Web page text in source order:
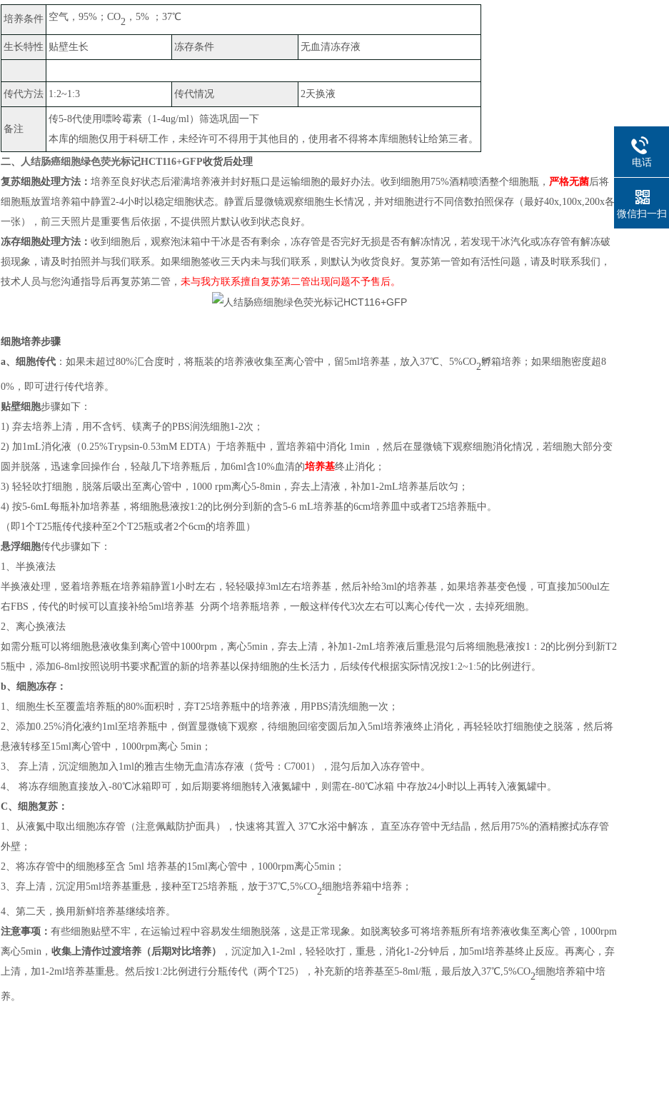
培养条件 空气， 95%；CO2 ， 5% ；37℃
生长特性 贴壁生长 冻存条件 无血清冻存液
传代方法 1:2~1:3 传代情况 2天换液
备注
传5-8代使用嘌呤霉素（1-4ug/ml）筛选巩固一下
本库的细胞仅用于科研工作，未经许可不得用于其他目的，使用者不得将本库细胞转让给第三者。
二、 人结肠癌细胞绿色荧光标记HCT116+GFP收货后处理
复苏细胞处理方法： 培养至良好状态后灌满培养液并封好瓶口是运输细胞的最好办法。收到细胞用 75%酒精喷洒整个细胞瓶 ， 严格无菌后将
细胞瓶放置培养箱中静置2-4小时以稳定细胞状态。 静置后显微镜观察细胞生长情况，并对细胞进行不同倍数拍照保存（最好40x,100x,200x各
一张）
， 前三天照片是重要售后依据，不提供照片默认收到状态良好。
冻存细胞处理方法： 收到细胞后，观察泡沫箱中干冰是否有剩余，冻存管是否完好无损是否有解冻情况，若发现干冰汽化或冻存管有解冻破
损现象，请及时拍照并与我们联系。如果细胞签收三天内未与我们联系，则默认为收货良好。复苏第一管如有活性问题，请及时联系我们，
技术人员与您沟通指导后再复苏第二管， 未与我方联系擅自复苏第二管出现问题不予售后。
细胞培养步骤
a、 细胞传代 ： 如果未超过80%汇合度时，将瓶装的培养液收集至离心管中，留5ml培养基，放入37℃、5%CO2孵箱培养； 如果细胞密度超8
0%，即可进行传代培养。
贴壁细胞步骤如下：
1) 弃去培养上清，用不含钙、镁离子的PBS润洗细胞1-2次；
2) 加1mL消化液（0.25%Trypsin-0.53mM EDTA）于培养瓶中，置培养箱中消化 1min ，然后在显微镜下观察细胞消化情况，若细胞大部分变
圆并脱落，迅速拿回操作台，轻敲几下培养瓶后，加6ml含10%血清的培养基终止消化；
3) 轻轻吹打细胞，脱落后吸出至离心管中，1000 rpm离心5-8min，弃去上清液，补加1-2mL培养基后吹匀；
4) 按5-6mL每瓶补加培养基，将细胞悬液按1:2的比例分到新的含5-6 mL培养基的6cm培养皿中或者T25培养瓶中。
（即1个T25瓶传代接种至2个T25瓶或者2个6cm的培养皿）
悬浮细胞传代步骤如下：
1、半换液法
半换液处理，竖着培养瓶在培养箱静置1小时左右，轻轻吸掉3ml左右培养基，然后补给3ml的培养基，如果培养基变色慢，可直接加500ul左
右FBS，传代的时候可以直接补给5ml培养基 分两个培养瓶培养，一般这样传代3次左右可以离心传代一次，去掉死细胞。
2、离心换液法
如需分瓶可以将细胞悬液收集到离心管中 1000rpm，离心5min，弃去上清，补加1-2mL培养液后重悬混匀后将细胞悬液按1：2的比例分到新T2
5瓶中，添加6-8ml按照说明书要求配置的新的培养基以保持细胞的生长活力，后续传代根据实际情况按1:2~1:5的比例进行。
b、 细胞冻存：
1、细胞生长至覆盖培养瓶的80%面积时，弃T25培养瓶中的培养液，用PBS清洗细胞一次；
2、添加0.25%消化液约1ml至培养瓶中，倒置显微镜下观察，待细胞回缩变圆后加入5ml培养液终止消化，再轻轻吹打细胞使之脱落，然后将
悬液转移至15ml离心管中，1000rpm离心 5min；
3、 弃上清，沉淀细胞加入1ml的雅吉生物无血清冻存液（货号： C7001），混匀后加入冻存管中。
4、 将冻存细胞直接放入-80℃冰箱即可，如后期要将细胞转入液氮罐中， 则 需在-80℃冰箱 中存放24小时以上再转入液氮罐中。
C、 细胞复苏：
1、 从液氮中取出细胞冻存管（注意佩戴防护面具），快速将其置入 37℃水浴中解冻， 直至冻存管中无结晶，然后用75%的酒精擦拭冻存管
外壁；
2、 将冻存管中的细胞移至含 5ml 培养基的15ml离心管中，1000rpm离心5min；
3、 弃上清，沉淀用5ml培养基重悬，接种至T25培养瓶， 放于37℃,5%CO2细胞培养箱中培养；
4、 第二天，换用新鲜培养基继续培养。
注意事项： 有些细胞贴壁不牢，在运输过程中容易发生细胞脱落，这是正常现象。如脱离较多可将培养瓶所有培养液收集至离心管， 1000rpm
离心5min， 收集上清作过渡培养 （后期对比培养） ，沉淀加入 1-2ml，轻轻吹打，重悬，消化1-2分钟后，加5ml培养基终止反应。再离心，弃
上清，加1-2ml培养基重悬。然后按1:2比例进行分瓶传代（两个T25），补充新的培养基至5-8ml/瓶，最后放入37℃,5%CO2细胞培养箱中培
养。
电话
微信扫一扫